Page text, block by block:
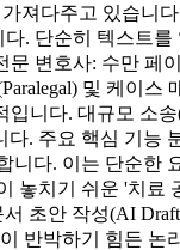
져다주고 있습
. 단순히 텍스트
변호사: 수만
및 케이
니다. 대규모 소
주요 핵심 기능
다. 이는 단순
놓치기 쉬운 '치
안 작성(AI
반박하기 힘든